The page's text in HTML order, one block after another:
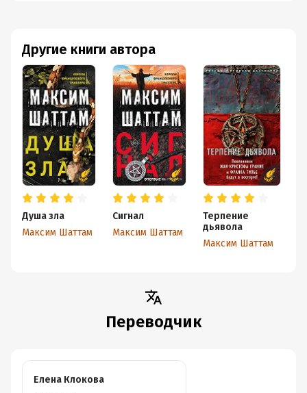
Другие книги автора
Душа зла
Максим Шаттам
Сигнал
Максим Шаттам
Терпение
дьявола
Максим Шаттам
Переводчик
Елена Клокова